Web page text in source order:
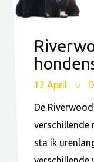
12 April
De
verschillende
sta ik